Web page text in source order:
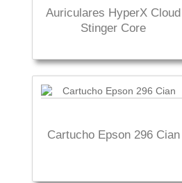
Auriculares HyperX Cloud
Stinger Core
Cartucho Epson 296 Cian